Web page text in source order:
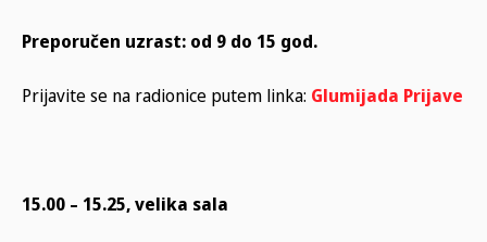
Preporučen uzrast: od 9 do 15 god.
Prijavite se na radionice putem linka: Glumijada Prijave
15.00 – 15.25, velika sala